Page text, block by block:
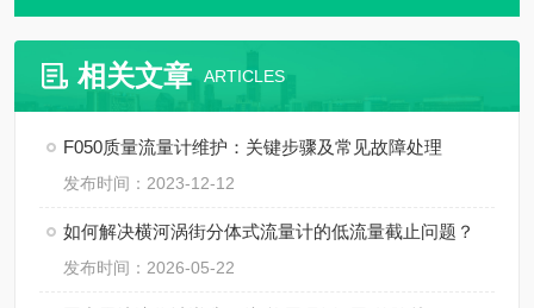
相关文章 ARTICLES
F050质量流量计维护：关键步骤及常见故障处理
发布时间：2023-12-12
如何解决横河涡街分体式流量计的低流量截止问题？
发布时间：2026-05-22